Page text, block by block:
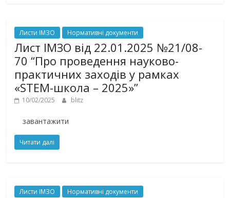
Листи ІМЗО Нормативні документи
Лист ІМЗО від 22.01.2025 №21/08-
70 “Про проведення науково-
практичних заходів у рамках
«STEM-школа – 2025»”
10/02/2025 blitz
завантажити
Читати далі
Листи ІМЗО Нормативні документи